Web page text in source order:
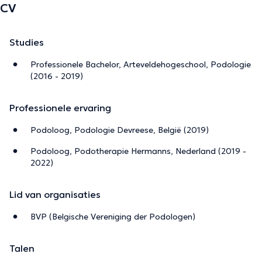
CV
Studies
Professionele Bachelor, Arteveldehogeschool, Podologie
(2016 - 2019)
Professionele ervaring
Podoloog, Podologie Devreese, België (2019)
Podoloog, Podotherapie Hermanns, Nederland (2019 -
2022)
Lid van organisaties
BVP (Belgische Vereniging der Podologen)
Talen